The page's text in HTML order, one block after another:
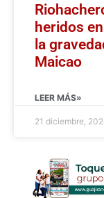
heridos
la
Maicao
LEER MÁS»
21 diciembre,